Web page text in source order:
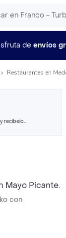
de envíos
Restaurantes en
recíbelo
Mayo Picante.
con